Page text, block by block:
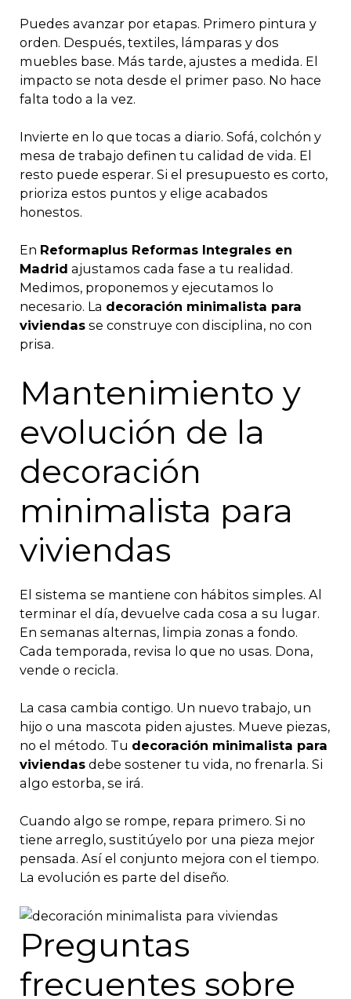
Puedes avanzar por etapas. Primero pintura y
orden. Después, textiles, lámparas y dos
muebles base. Más tarde, ajustes a medida. El
impacto se nota desde el primer paso. No hace
falta todo a la vez.
Invierte en lo que tocas a diario. Sofá, colchón y
mesa de trabajo definen tu calidad de vida. El
resto puede esperar. Si el presupuesto es corto,
prioriza estos puntos y elige acabados
honestos.
En Reformaplus Reformas Integrales en
Madrid ajustamos cada fase a tu realidad.
Medimos, proponemos y ejecutamos lo
necesario. La decoración minimalista para
viviendas se construye con disciplina, no con
prisa.
Mantenimiento y
evolución de la
decoración
minimalista para
viviendas
El sistema se mantiene con hábitos simples. Al
terminar el día, devuelve cada cosa a su lugar.
En semanas alternas, limpia zonas a fondo.
Cada temporada, revisa lo que no usas. Dona,
vende o recicla.
La casa cambia contigo. Un nuevo trabajo, un
hijo o una mascota piden ajustes. Mueve piezas,
no el método. Tu decoración minimalista para
viviendas debe sostener tu vida, no frenarla. Si
algo estorba, se irá.
Cuando algo se rompe, repara primero. Si no
tiene arreglo, sustitúyelo por una pieza mejor
pensada. Así el conjunto mejora con el tiempo.
La evolución es parte del diseño.
Preguntas
frecuentes sobre